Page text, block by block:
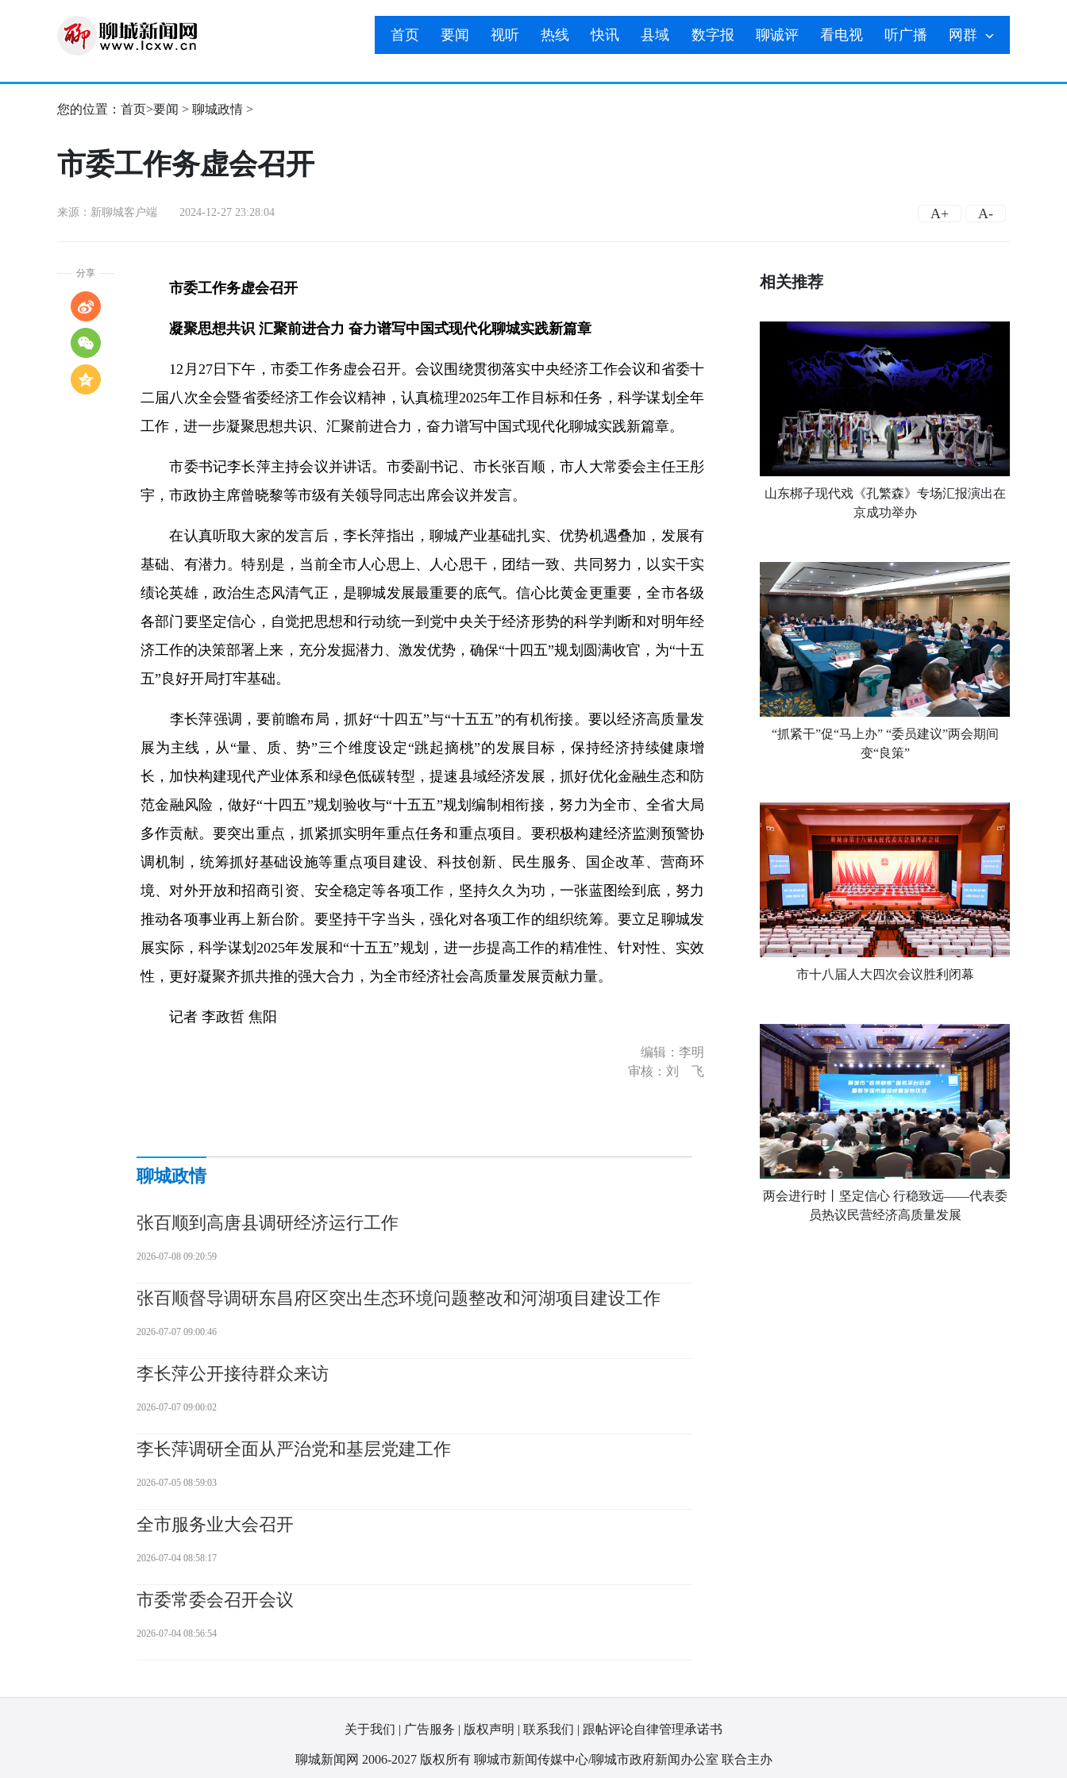
首页 要闻 视听 热线 快讯 县域 数字报 聊诚评 看电视 听广播 网群
您的位置： 首页>要闻 > 聊城政情 >
市委工作务虚会召开
来源：新聊城客户端 2024-12-27 23:28:04 A+ A-
分享
市委工作务虚会召开
凝聚思想共识 汇聚前进合力 奋力谱写中国式现代化聊城实践新篇章
12月27日下午，市委工作务虚会召开。会议围绕贯彻落实中央经济工作会议和省委十
二届八次全会暨省委经济工作会议精神，认真梳理2025年工作目标和任务，科学谋划全年
工作，进一步凝聚思想共识、汇聚前进合力，奋力谱写中国式现代化聊城实践新篇章。
市委书记李长萍主持会议并讲话。市委副书记、市长张百顺，市人大常委会主任王彤
宇，市政协主席曾晓黎等市级有关领导同志出席会议并发言。
在认真听取大家的发言后，李长萍指出，聊城产业基础扎实、优势机遇叠加，发展有
基础、有潜力。特别是，当前全市人心思上、人心思干，团结一致、共同努力，以实干实
绩论英雄，政治生态风清气正，是聊城发展最重要的底气。信心比黄金更重要，全市各级
各部门要坚定信心，自觉把思想和行动统一到党中央关于经济形势的科学判断和对明年经
济工作的决策部署上来，充分发掘潜力、激发优势，确保“十四五”规划圆满收官，为“十五
五”良好开局打牢基础。
李长萍强调，要前瞻布局，抓好“十四五”与“十五五”的有机衔接。要以经济高质量发
展为主线，从“量、质、势”三个维度设定“跳起摘桃”的发展目标，保持经济持续健康增
长，加快构建现代产业体系和绿色低碳转型，提速县域经济发展，抓好优化金融生态和防
范金融风险，做好“十四五”规划验收与“十五五”规划编制相衔接，努力为全市、全省大局
多作贡献。要突出重点，抓紧抓实明年重点任务和重点项目。要积极构建经济监测预警协
调机制，统筹抓好基础设施等重点项目建设、科技创新、民生服务、国企改革、营商环
境、对外开放和招商引资、安全稳定等各项工作，坚持久久为功，一张蓝图绘到底，努力
推动各项事业再上新台阶。要坚持干字当头，强化对各项工作的组织统筹。要立足聊城发
展实际，科学谋划2025年发展和“十五五”规划，进一步提高工作的精准性、针对性、实效
性，更好凝聚齐抓共推的强大合力，为全市经济社会高质量发展贡献力量。
记者 李政哲 焦阳
编辑：李明
审核：刘 飞
相关推荐
山东梆子现代戏《孔繁森》专场汇报演出在
京成功举办
“抓紧干”促“马上办” “委员建议”两会期间
变“良策”
市十八届人大四次会议胜利闭幕
两会进行时丨坚定信心 行稳致远——代表委
员热议民营经济高质量发展
聊城政情
张百顺到高唐县调研经济运行工作
2026-07-08 09:20:59
张百顺督导调研东昌府区突出生态环境问题整改和河湖项目建设工作
2026-07-07 09:00:46
李长萍公开接待群众来访
2026-07-07 09:00:02
李长萍调研全面从严治党和基层党建工作
2026-07-05 08:59:03
全市服务业大会召开
2026-07-04 08:58:17
市委常委会召开会议
2026-07-04 08:56:54
关于我们 | 广告服务 | 版权声明 | 联系我们 | 跟帖评论自律管理承诺书
聊城新闻网 2006-2027 版权所有 聊城市新闻传媒中心/聊城市政府新闻办公室 联合主办